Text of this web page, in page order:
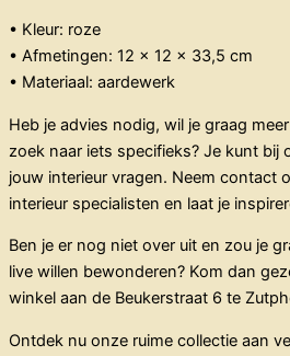
• Kleur: roze
• Afmetingen: 12 x 12 x 33,5 cm
• Materiaal: aardewerk
Heb je advies nodig, wil je graag
zoek naar iets specifieks? Je kunt bij
jouw interieur vragen. Neem contact
interieur specialisten en laat je
Ben je er nog niet over uit en zou je
live willen bewonderen? Kom dan
winkel aan de Beukerstraat 6 te
Ontdek nu onze ruime collectie aan